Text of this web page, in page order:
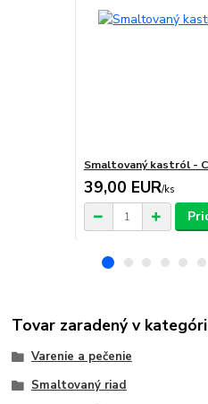
Smaltovaný kastról -
39,00 EUR/ks
Tovar zaradený v
Varenie a pečenie
Smaltovaný riad